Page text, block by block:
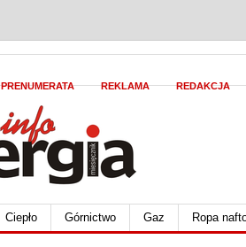
PRENUMERATA REKLAMA REDAKCJA
Ciepło Górnictwo Gaz Ropa